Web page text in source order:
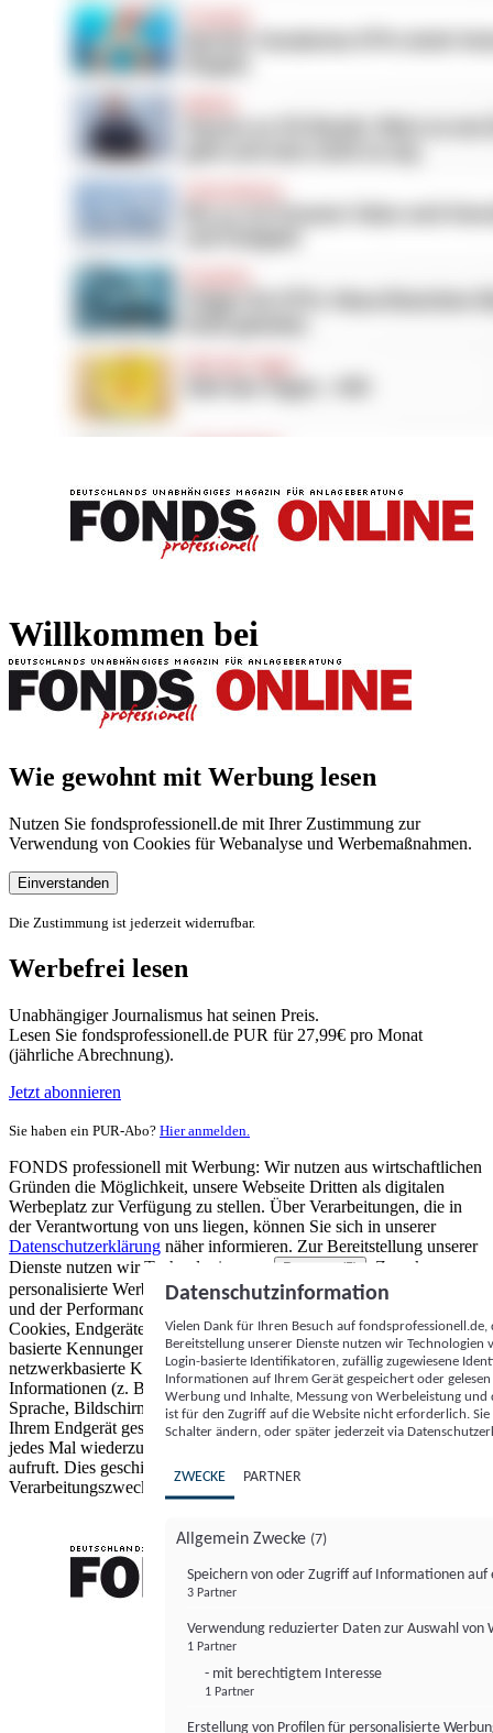
Willkommen bei
Wie gewohnt mit Werbung lesen
Nutzen Sie fondsprofessionell.de mit Ihrer Zustimmung zur
Verwendung von Cookies für Webanalyse und Werbemaßnahmen.
Einverstanden
Die Zustimmung ist jederzeit widerrufbar.
Werbefrei lesen
Unabhängiger Journalismus hat seinen Preis.
Lesen Sie fondsprofessionell.de PUR für 27,99€ pro Monat
(jährliche Abrechnung).
Jetzt abonnieren
Sie haben ein PUR-Abo? Hier anmelden.
FONDS professionell mit Werbung: Wir nutzen aus wirtschaftlichen
Gründen die Möglichkeit, unsere Webseite Dritten als digitalen
Werbeplatz zur Verfügung zu stellen. Über Verarbeitungen, die in
der Verantwortung von uns liegen, können Sie sich in unserer
Datenschutzerklärung näher informieren. Zur Bereitstellung unserer
Dienste nutzen wir Technologien von
Partnern (5)
. Zwecke:
personalisierte Werbung und Inhalte, Messung von Werbeleistung
und der Performance von Inhalten sowie Zielgruppenforschung.
Cookies, Endgeräte- oder ähnliche Online-Kennungen (z. B. login-
basierte Kennungen, zufällig generierte Kennungen,
netzwerkbasierte Kennungen) können zusammen mit anderen
Informationen (z. B. Browsertyp und Browserinformationen,
Sprache, Bildschirmgröße, unterstützte Technologien usw.) auf
Ihrem Endgerät gespeichert oder von dort ausgelesen werden, um es
jedes Mal wiederzuerkennen, wenn es eine App oder einer Webseite
aufruft. Dies geschieht für einen oder mehrere der hier aufgeführten
Verarbeitungszwecke.
Datenschutzinformation
Vielen Dank für Ihren Besuch auf
Bereitstellung unserer Dienste nutzen wir Technologien
Login-basierte Identifikatoren, zufällig zugewiesene
Informationen auf Ihrem Gerät gespeichert oder
Werbung und Inhalte, Messung von Werbeleistung
ist für den Zugriff auf die Website nicht erforderlich.
Schalter ändern, oder später jederzeit via
ZWECKE PARTNER
Allgemein Zwecke (7)
Speichern von oder Zugriff auf Informationen auf
3 Partner
Verwendung reduzierter Daten zur Auswahl von
1 Partner
- mit berechtigtem Interesse
1 Partner
Erstellung von Profilen für personalisierte
FONDS professionell